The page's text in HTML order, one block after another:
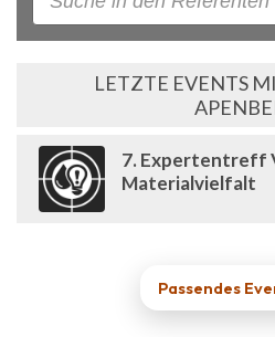
LETZTE EVENTS
7. Expertentreff
Materialvielfalt
Passendes